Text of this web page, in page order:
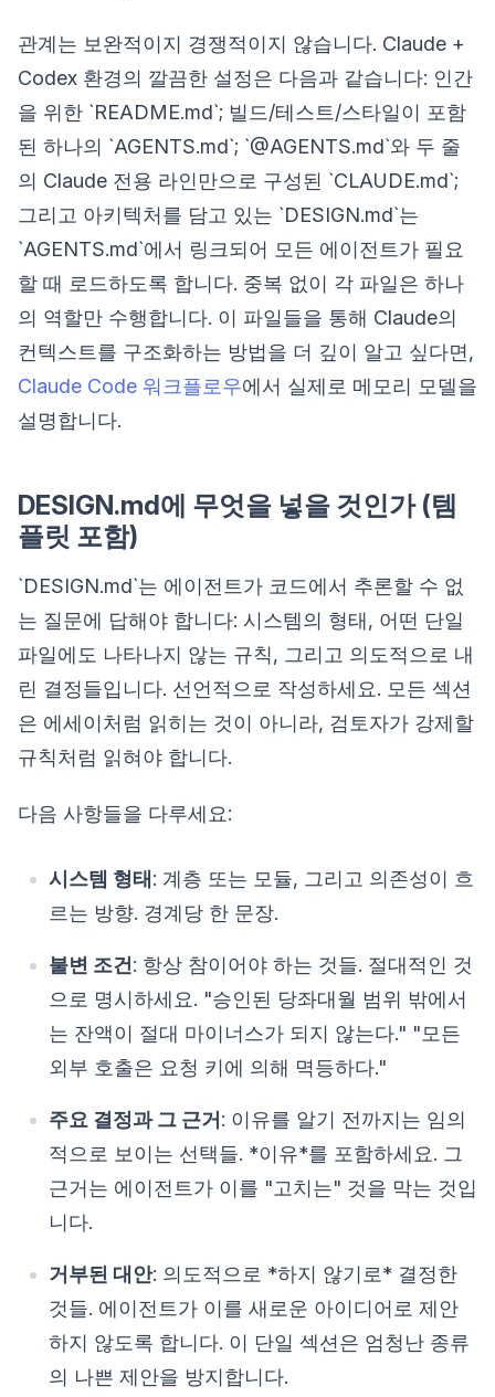
관계는 보완적이지 경쟁적이지 않습니다. Claude +
Codex 환경의 깔끔한 설정은 다음과 같습니다: 인간
을 위한 `README.md`; 빌드/테스트/스타일이 포함
된 하나의 `AGENTS.md`; `@AGENTS.md`와 두 줄
의 Claude 전용 라인만으로 구성된 `CLAUDE.md`;
그리고 아키텍처를 담고 있는 `DESIGN.md`는
`AGENTS.md`에서 링크되어 모든 에이전트가 필요
할 때 로드하도록 합니다. 중복 없이 각 파일은 하나
의 역할만 수행합니다. 이 파일들을 통해 Claude의
컨텍스트를 구조화하는 방법을 더 깊이 알고 싶다면,
Claude Code 워크플로우에서 실제로 메모리 모델을
설명합니다.
DESIGN.md에 무엇을 넣을 것인가 (템
플릿 포함)
`DESIGN.md`는 에이전트가 코드에서 추론할 수 없
는 질문에 답해야 합니다: 시스템의 형태, 어떤 단일
파일에도 나타나지 않는 규칙, 그리고 의도적으로 내
린 결정들입니다. 선언적으로 작성하세요. 모든 섹션
은 에세이처럼 읽히는 것이 아니라, 검토자가 강제할
규칙처럼 읽혀야 합니다.
다음 사항들을 다루세요:
시스템 형태: 계층 또는 모듈, 그리고 의존성이 흐
르는 방향. 경계당 한 문장.
불변 조건: 항상 참이어야 하는 것들. 절대적인 것
으로 명시하세요. "승인된 당좌대월 범위 밖에서
는 잔액이 절대 마이너스가 되지 않는다." "모든
외부 호출은 요청 키에 의해 멱등하다."
주요 결정과 그 근거: 이유를 알기 전까지는 임의
적으로 보이는 선택들. *이유*를 포함하세요. 그
근거는 에이전트가 이를 "고치는" 것을 막는 것입
니다.
거부된 대안: 의도적으로 *하지 않기로* 결정한
것들. 에이전트가 이를 새로운 아이디어로 제안
하지 않도록 합니다. 이 단일 섹션은 엄청난 종류
의 나쁜 제안을 방지합니다.